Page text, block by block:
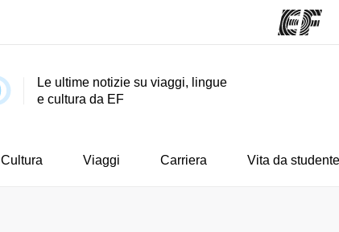
Programmi
Le ultime notizie su viaggi, lingue
e cultura da EF
Cultura Viaggi Carriera Vita da studente